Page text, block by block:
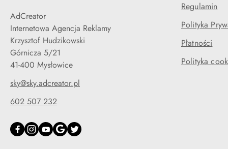
AdCreator
Internetowa Agencja Reklamy
Krzysztof Hudzikowski
Górnicza 5/21
41-400 Mysłowice
sky@sky.adcreator.pl
602 507 232
Regulamin
Polityka
Płatności
Polityka